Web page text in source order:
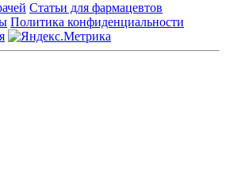
Статьи для фармацевтов
Политика конфиденциальности